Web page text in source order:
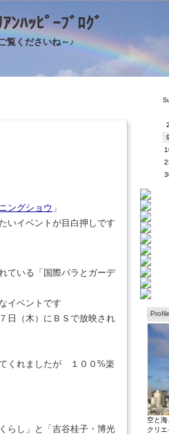
ﾄﾘｱﾝﾊｯﾋﾟｰﾌﾞﾛｸ
くださいね～♪
ングショウ 」
いイベントが目白押しです
ている「国際バラとガーデ
イベントです
日（木）にＢＳで放映され
てくれましたが １００%楽
らし」と「吉谷桂子・博光
2
9
Profile
空と海
クリ